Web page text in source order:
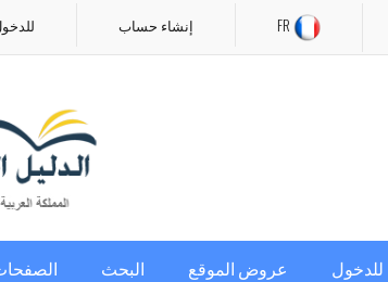
إنشاء حساب FR
البحث عروض الموقع للدخول